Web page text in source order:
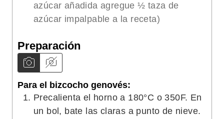
azúcar añadida agregue ½ taza de
azúcar impalpable a la receta)
Preparación
Para el bizcocho genovés:
Precalienta el horno a 180°C o 350F. En
un bol, bate las claras a punto de nieve.